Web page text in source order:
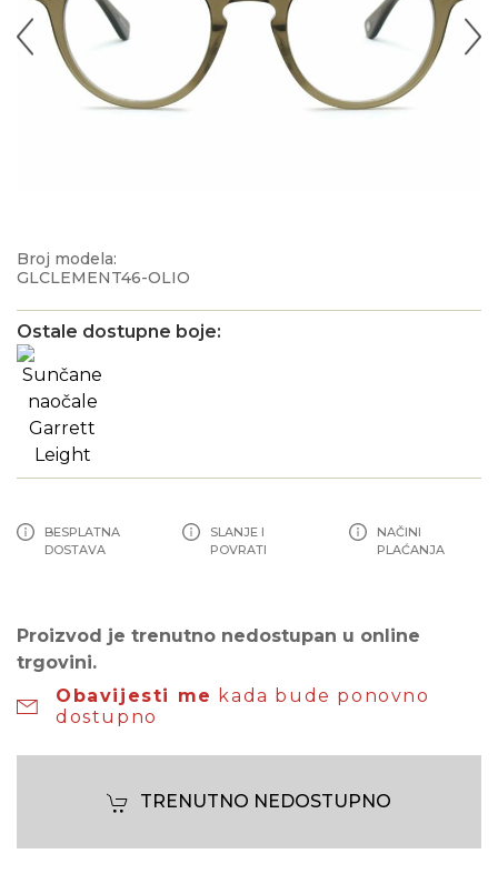
Broj modela:
GLCLEMENT46-OLIO
Ostale dostupne boje:
BESPLATNA
DOSTAVA
SLANJE I
POVRATI
NAČINI
PLAĆANJA
Proizvod je trenutno nedostupan u online
trgovini.
Obavijesti me kada bude ponovno
dostupno
TRENUTNO NEDOSTUPNO